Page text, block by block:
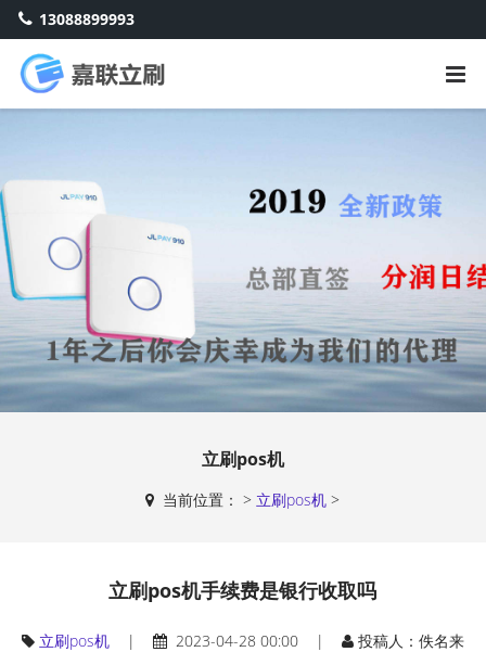
13088899993
立刷pos机
当前位置：> 立刷pos机 >
立刷pos机手续费是银行收取吗
立刷pos机| 2023-04-28 00:00 |
投稿人：佚名来